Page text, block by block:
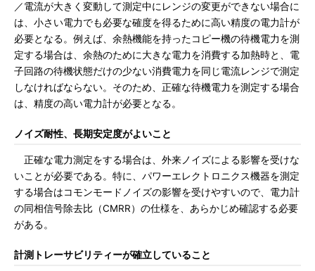
／電流が大きく変動して測定中にレンジの変更ができない場合に
は、小さい電力でも必要な確度を得るために高い精度の電力計が
必要となる。例えば、余熱機能を持ったコピー機の待機電力を測
定する場合は、余熱のために大きな電力を消費する加熱時と、電
子回路の待機状態だけの少ない消費電力を同じ電流レンジで測定
しなければならない。そのため、正確な待機電力を測定する場合
は、精度の高い電力計が必要となる。
ノイズ耐性、長期安定度がよいこと
正確な電力測定をする場合は、外来ノイズによる影響を受けな
いことが必要である。特に、パワーエレクトロニクス機器を測定
する場合はコモンモードノイズの影響を受けやすいので、電力計
の同相信号除去比（CMRR）の仕様を、あらかじめ確認する必要
がある。
計測トレーサビリティーが確立していること